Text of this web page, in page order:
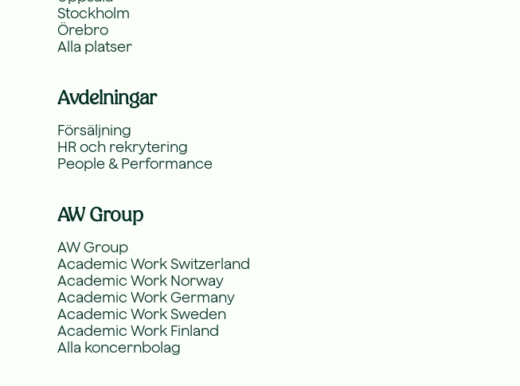
Stockholm
Örebro
Alla platser
Avdelningar
Försäljning
HR och rekrytering
People & Performance
AW Group
AW Group
Academic Work Switzerland
Academic Work Norway
Academic Work Germany
Academic Work Sweden
Academic Work Finland
Alla koncernbolag